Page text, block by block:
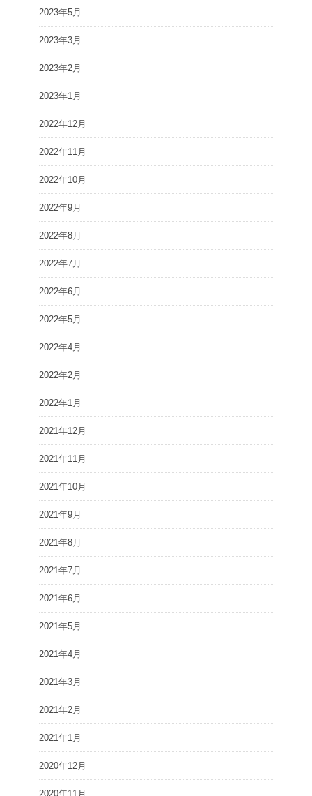
2023年5月
2023年3月
2023年2月
2023年1月
2022年12月
2022年11月
2022年10月
2022年9月
2022年8月
2022年7月
2022年6月
2022年5月
2022年4月
2022年2月
2022年1月
2021年12月
2021年11月
2021年10月
2021年9月
2021年8月
2021年7月
2021年6月
2021年5月
2021年4月
2021年3月
2021年2月
2021年1月
2020年12月
2020年11月